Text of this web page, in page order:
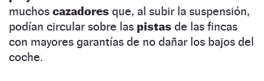
muchos cazadores que, al subir la suspensión,
podían circular sobre las pistas de las fincas
con mayores garantías de no dañar los bajos del
coche.